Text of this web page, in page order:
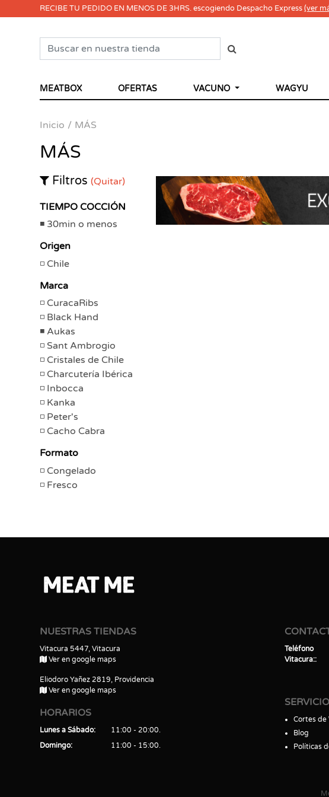
RECIBE TU PEDIDO EN MENOS DE 3HRS. escogiendo Despacho Express(ver
MEATBOX OFERTAS VACUNO WAGYU
Inicio MÁS
MÁS
Filtros (Quitar)
TIEMPO COCCIÓN
30min o menos
Origen
Chile
Marca
CuracaRibs
Black Hand
Aukas
Sant Ambrogio
Cristales de Chile
Charcutería Ibérica
Inbocca
Kanka
Peter's
Cacho Cabra
Formato
Congelado
Fresco
NUESTRAS TIENDAS
Vitacura 5447, Vitacura
Ver en google maps
Eliodoro Yañez 2819, Providencia
Ver en google maps
HORARIOS
Lunes a Sábado
11:00 - 20:00
Domingo
11:00 - 15:00
Teléfono
Vitacura:
Cortes de
Blog
Políticas